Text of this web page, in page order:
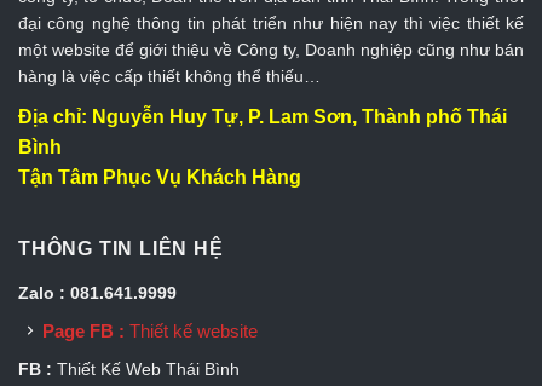
đại công nghệ thông tin phát triển như hiện nay thì việc thiết kế
một website để giới thiệu về Công ty, Doanh nghiệp cũng như bán
hàng là việc cấp thiết không thể thiếu…
Địa chỉ: Nguyễn Huy Tự, P. Lam Sơn, Thành phố Thái
Bình
Tận Tâm Phục Vụ Khách Hàng
THÔNG TIN LIÊN HỆ
Zalo : 081.641.9999
Page FB : Thiết kế website
FB : Thiết Kế Web Thái Bình